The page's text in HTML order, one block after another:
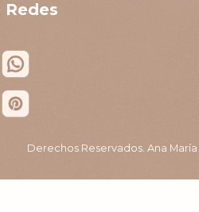
Derechos Reservados. Ana